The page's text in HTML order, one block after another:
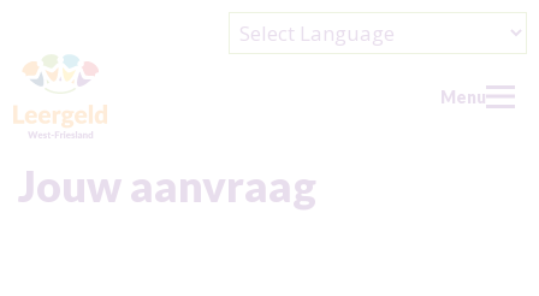
Powered by
Menu
Jouw aanvraag